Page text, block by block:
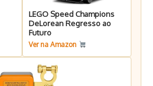
LEGO Speed Champions
DeLorean Regresso ao
Futuro
Ver na Amazon